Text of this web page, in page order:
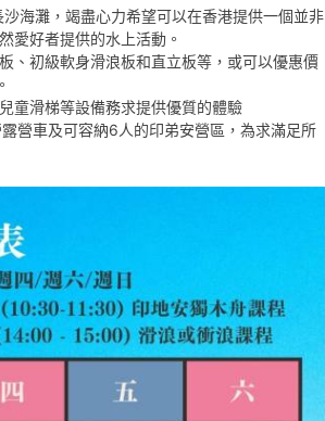
海灘，竭盡心力希望可以在香港提供一個並非
愛好者提供的水上活動。
、初級軟身滑浪板和直立板等，或可以優惠價
童滑梯等設備務求提供優質的體驗
營車及可容納6人的印弟安營區，為求滿足所